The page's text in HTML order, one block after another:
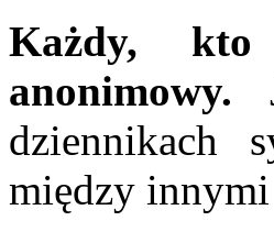
Każdy, kto
anonimowy.
dziennikach
między